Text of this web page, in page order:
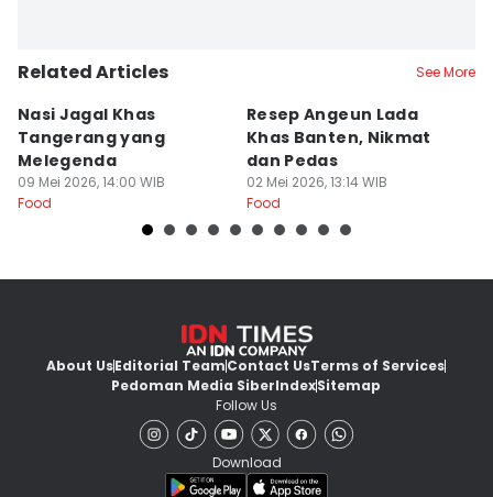
Related Articles See More
Nasi Jagal Khas
Tangerang yang
Melegenda
09 Mei 2026, 14:00 WIB
Food
Resep Angeun Lada
Khas Banten, Nikmat
dan Pedas
02 Mei 2026, 13:14 WIB
Food
About UsEditorial TeamContact UsTerms of Services
Pedoman Media SiberIndexSitemap
Follow Us
Download